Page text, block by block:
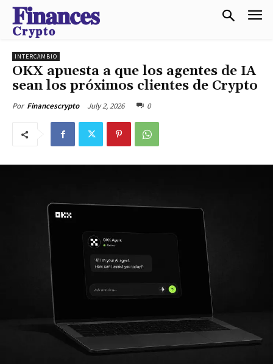
𝐅𝐢𝐧𝐚𝐧𝐜𝐞𝐬
𝐂𝐫𝐲𝐩𝐭𝐨
INTERCAMBIO
OKX apuesta a que los agentes de IA
sean los próximos clientes de Crypto
Por Financescrypto July 2, 2026 0